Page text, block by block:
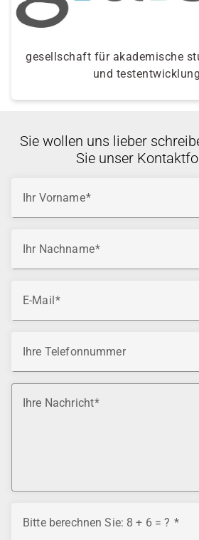
gesellschaft für akademische
und
Sie wollen uns lieber
Sie unser
Ihr Vorname
Ihr Nachname
E-Mail
Ihre Telefonnummer
Ihre Nachricht
Bitte berechnen Sie: 8 + 6 = ?